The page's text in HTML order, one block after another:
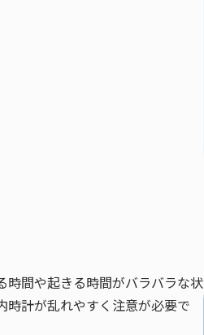
時間や起きる時間がバラバラな状
計が乱れやすく注意が必要で